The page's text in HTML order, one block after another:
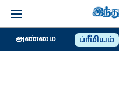
அண்மை ப்ரீமியம்